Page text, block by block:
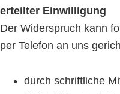
erteilter Einwilligung
Der Widerspruch kann
per Telefon an uns
durch schriftliche